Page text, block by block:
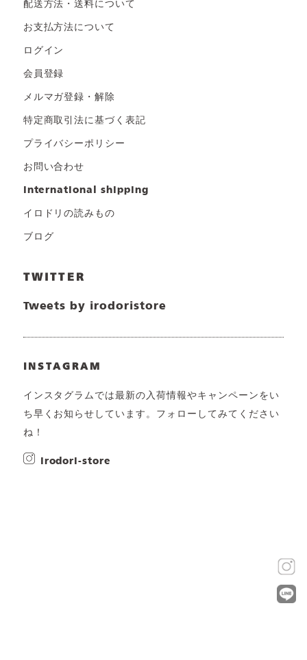
配送方法・送料について
お支払方法について
ログイン
会員登録
メルマガ登録・解除
特定商取引法に基づく表記
プライバシーポリシー
お問い合わせ
international shipping
イロドリの読みもの
ブログ
TWITTER
Tweets by irodoristore
INSTAGRAM
インスタグラムでは最新の入荷情報やキャンペーンをい
ち早くお知らせしています。フォローしてみてください
ね！
irodori-store